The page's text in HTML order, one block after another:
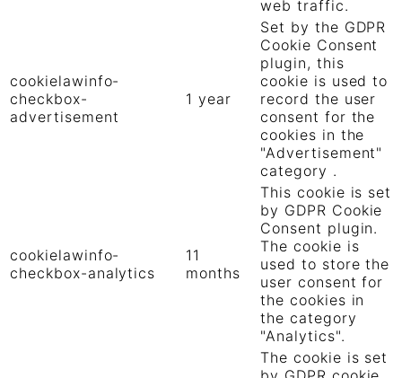
web traffic.
cookielawinfo-
checkbox-
advertisement
1 year
Set by the GDPR
Cookie Consent
plugin, this
cookie is used to
record the user
consent for the
cookies in the
"Advertisement"
category .
cookielawinfo-
checkbox-analytics
11
months
This cookie is set
by GDPR Cookie
Consent plugin.
The cookie is
used to store the
user consent for
the cookies in
the category
"Analytics".
The cookie is set